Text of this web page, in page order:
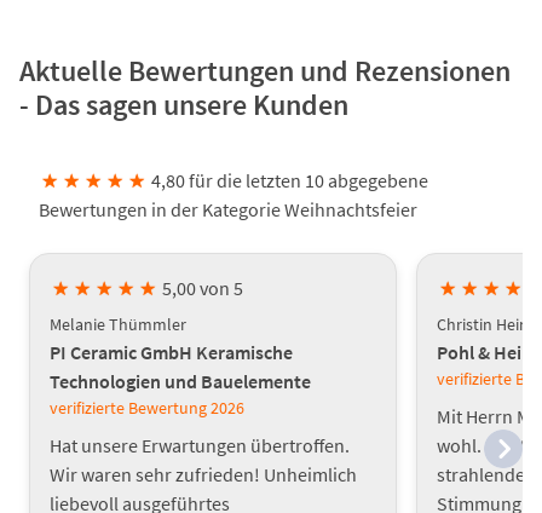
Aktuelle Bewertungen und Rezensionen
- Das sagen unsere Kunden
★ ★ ★ ★ ★ 4,80 für die letzten 10 abgegebene
Bewertungen in der Kategorie Weihnachtsfeier
★ ★ ★ ★ ★ 5,00 von 5
Melanie Thümmler
PI Ceramic GmbH Keramische
Technologien und Bauelemente
verifizierte Bewertung2026
Hat unsere Erwartungen übertroffen.
Wir waren sehr zufrieden! Unheimlich
liebevoll ausgeführtes
★ ★ ★ ★
Christin Heinl
Pohl & Heinl
verifizierte
Mit Herrn
wohl. Die
Stimmung